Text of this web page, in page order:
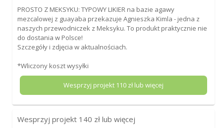
PROSTO Z MEKSYKU: TYPOWY LIKIER na bazie agawy
mezcalowej z guayaba przekazuje Agnieszka Kimla - jedna z
naszych przewodniczek z Meksyku. To produkt praktycznie nie
do dostania w Polsce!
Szczegóły i zdjęcia w aktualnościach.
*Wliczony koszt wysyłki
Wesprzyj projekt 110zł lub więcej
Wesprzyj projekt 140 zł lub więcej